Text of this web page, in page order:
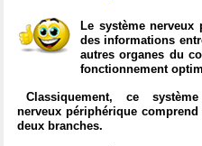
Le système
des informations
autres organes du
fonctionnement
Classiquement, ce système
nerveux périphérique comprend
deux branches.